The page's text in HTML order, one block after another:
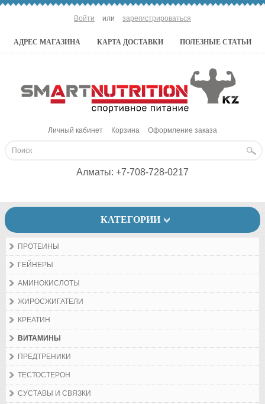
Войти или зарегистрироваться
АДРЕС МАГАЗИНА КАРТА ДОСТАВКИ ПОЛЕЗНЫЕ СТАТЬИ
Личный кабинет Корзина Оформление заказа
Алматы: +7-708-728-0217
КАТЕГОРИИ
ПРОТЕИНЫ
ГЕЙНЕРЫ
АМИНОКИСЛОТЫ
ЖИРОСЖИГАТЕЛИ
КРЕАТИН
ВИТАМИНЫ
ПРЕДТРЕНИКИ
ТЕСТОСТЕРОН
СУСТАВЫ И СВЯЗКИ